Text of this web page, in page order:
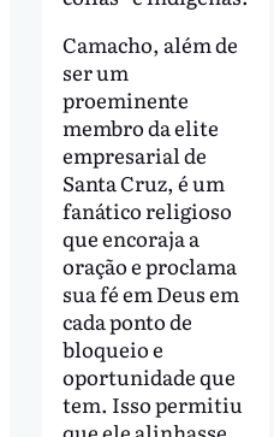
Camacho, além de
ser um
proeminente
membro da elite
empresarial de
Santa Cruz, é um
fanático religioso
que encoraja a
oração e proclama
sua fé em Deus em
cada ponto de
bloqueio e
oportunidade que
tem. Isso permitiu
que ele alinhasse